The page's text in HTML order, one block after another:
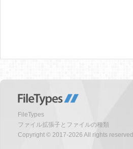
FileTypes
ファイル拡張子とファイルの種類
Copyright © 2017-2026 All rights reserved